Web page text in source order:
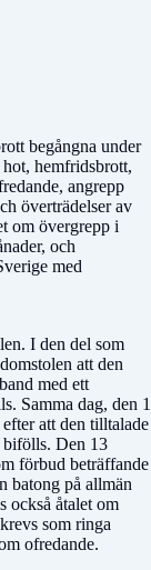
begångna under
hemfridsbrott,
angrepp
överträdelser av
om övergrepp i
och
med
I den del som
att den
med ett
Samma dag, den 1
att den tilltalade
bifölls. Den 13
förbud beträffande
batong på allmän
också åtalet om
som ringa
ofredande.